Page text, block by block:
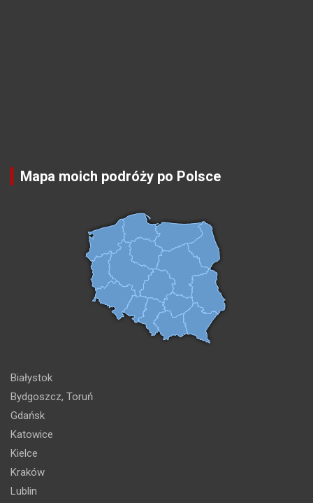
Mapa moich podróży po Polsce
Białystok
Bydgoszcz, Toruń
Gdańsk
Katowice
Kielce
Kraków
Lublin